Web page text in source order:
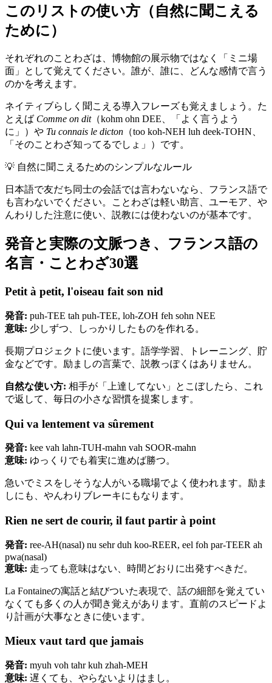
このリストの使い方（自然に聞こえる
ために）
それぞれのことわざは、博物館の展示物ではなく「ミニ場
面」として覚えてください。誰が、誰に、どんな感情で言う
のかを考えます。
ネイティブらしく聞こえる導入フレーズも覚えましょう。た
とえば Comme on dit（kohm ohn DEE、「よく言うよう
に」）や Tu connais le dicton （too koh-NEH luh deek-TOHN、
「そのことわざ知ってるでしょ」）です。
💡 自然に聞こえるためのシンプルなルール
日本語で友だち同士の会話では言わないなら、フランス語で
も言わないでください。ことわざは軽い助言、ユーモア、や
んわりした注意に使い、説教には使わないのが基本です。
発音と実際の文脈つき、フランス語の
名言・ことわざ30選
Petit à petit, l'oiseau fait son nid
発音: puh-TEE tah puh-TEE, loh-ZOH feh sohn NEE
意味: 少しずつ、しっかりしたものを作れる。
長期プロジェクトに使います。語学学習、トレーニング、貯
金などです。励ましの言葉で、説教っぽくはありません。
自然な使い方: 相手が「上達してない」とこぼしたら、これ
で返して、毎日の小さな習慣を提案します。
Qui va lentement va sûrement
発音: kee vah lahn-TUH-mahn vah SOOR-mahn
意味: ゆっくりでも着実に進めば勝つ。
急いでミスをしそうな人がいる職場でよく使われます。励ま
しにも、やんわりブレーキにもなります。
Rien ne sert de courir, il faut partir à point
発音: ree-AH(nasal) nu sehr duh koo-REER, eel foh par-TEER ah
pwa(nasal)
意味: 走っても意味はない、時間どおりに出発すべきだ。
La Fontaineの寓話と結びついた表現で、話の細部を覚えてい
なくても多くの人が聞き覚えがあります。直前のスピードよ
り計画が大事なときに使います。
Mieux vaut tard que jamais
発音: myuh voh tahr kuh zhah-MEH
意味: 遅くても、やらないよりはまし。